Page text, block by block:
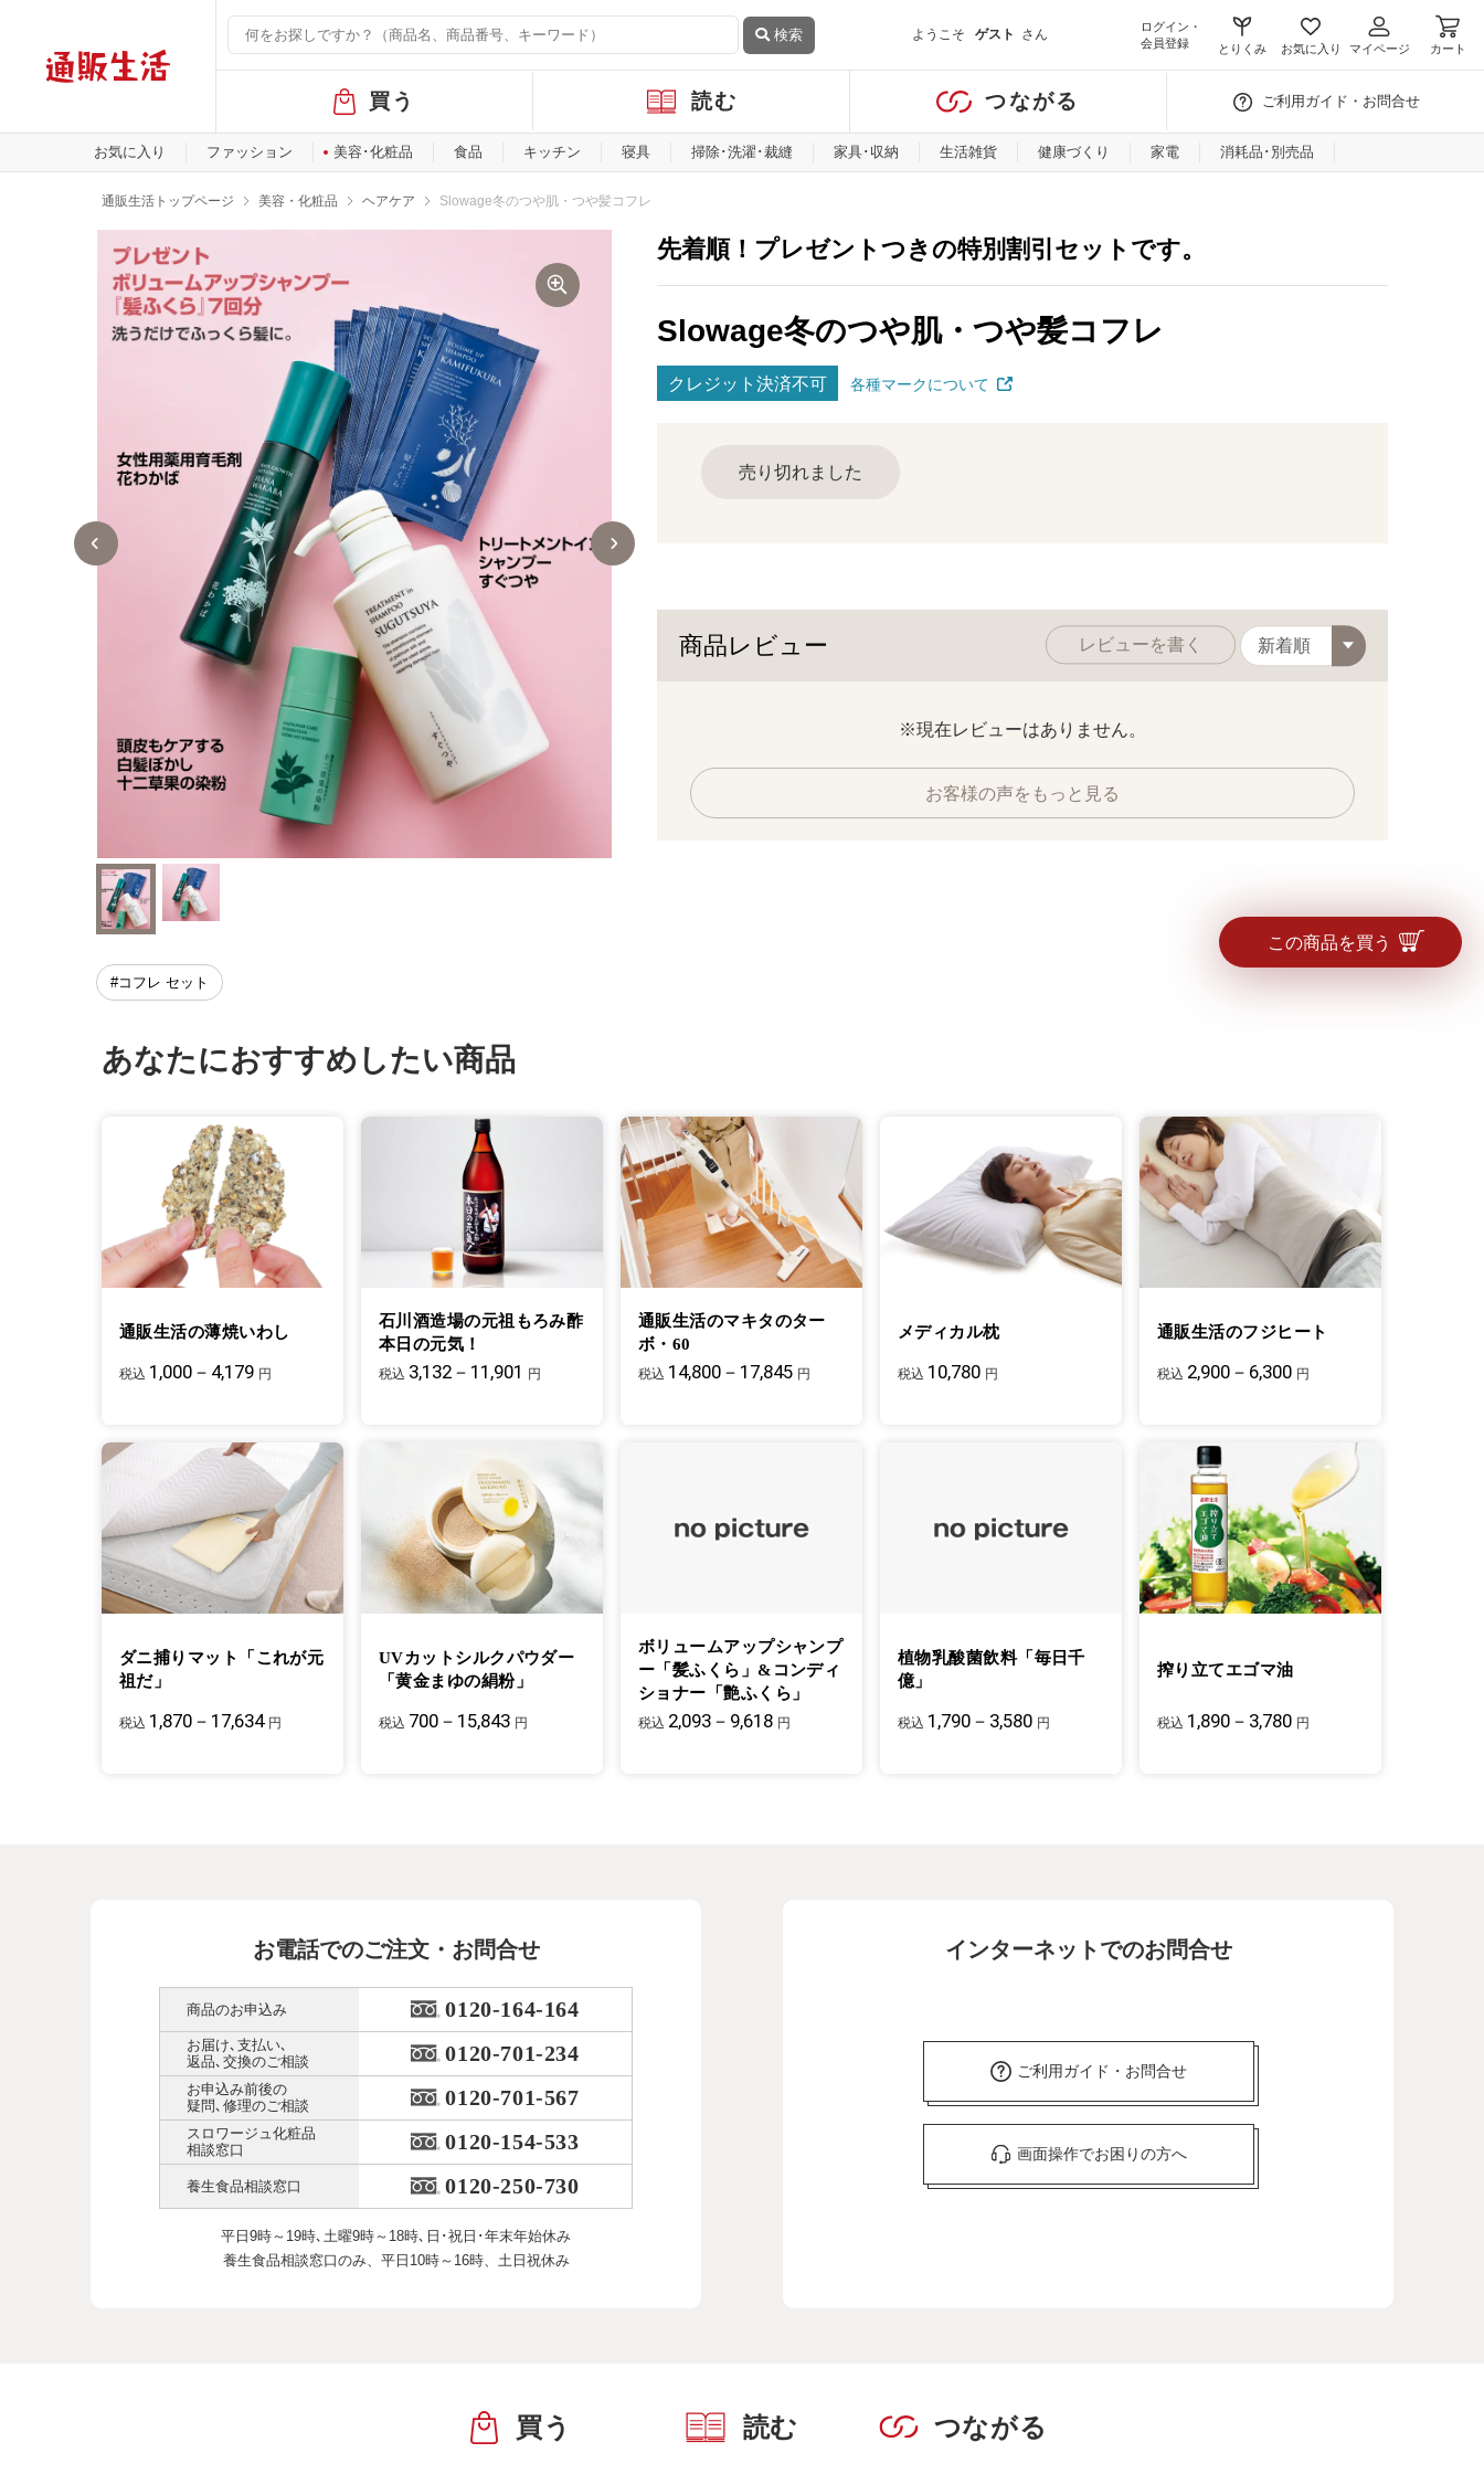
検索 ようこそ ゲスト さん
ログイン・
会員登録
とりくみ お気に入り マイページ カート
バ
ル
メ
買う 読む つながる ご利用ガイド・お問合せ
お気に入り ファッション 美容･化粧品 食品 キッチン 寝具 掃除･洗濯･裁縫 家具･収納 生活雑貨 健康づくり 家電 消耗品･別売品
通販生活トップページ 美容・化粧品 ヘアケア Slowage冬のつや肌・つや髪コフレ
先着順！プレゼントつきの特別割引セットです。
#コフレ セット
Slowage冬のつや肌・つや髪コフレ
クレジット決済不可 各種マークについて
売り切れました
商品レビュー レビューを書く
※現在レビューはありません。
お客様の声をもっと見る
この商品を買う
あなたにおすすめしたい商品
通販生活の薄焼いわし
税込 1,000－4,179 円
石川酒造場の元祖もろみ酢
本日の元気！
税込 3,132－11,901 円
通販生活のマキタのター
ボ・60
税込 14,800－17,845 円
メディカル枕
税込 10,780 円
通販生活のフジヒート
税込 2,900－6,300 円
ダニ捕りマット「これが元
祖だ」
税込 1,870－17,634 円
UVカットシルクパウダー
「黄金まゆの絹粉」
税込 700－15,843 円
ボリュームアップシャンプ
ー「髪ふくら」&コンディ
ショナー「艶ふくら」
税込 2,093－9,618 円
植物乳酸菌飲料「毎日千
億」
税込 1,790－3,580 円
搾り立てエゴマ油
税込 1,890－3,780 円
お電話でのご注文・お問合せ
商品のお申込み 0120-164-164
お届け､支払い､
返品､交換のご相談
0120-701-234
お申込み前後の
疑問､修理のご相談
0120-701-567
スロワージュ化粧品
相談窓口
0120-154-533
養生食品相談窓口 0120-250-730
平日9時～19時､土曜9時～18時､ 日･祝日･年末年始休み
養生食品相談窓口のみ、 平日10時～16時、土日祝休み
インターネットでのお問合せ
ご利用ガイド・お問合せ
画面操作でお困りの方へ
買う 読む つながる